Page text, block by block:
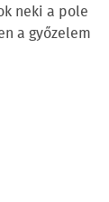
neki a pole
a győzelem